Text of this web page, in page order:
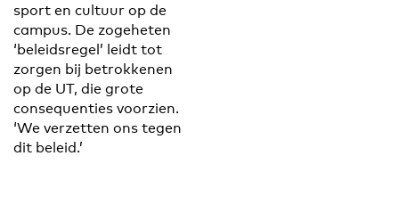
sport en cultuur op de
campus. De zogeheten
‘beleidsregel’ leidt tot
zorgen bij betrokkenen
op de UT, die grote
consequenties voorzien.
‘We verzetten ons tegen
dit beleid.’